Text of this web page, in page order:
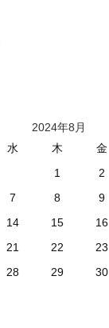
2024年8月
水 木 金
1
2
7 8 9
14 15 16
21 22 23
28 29 30